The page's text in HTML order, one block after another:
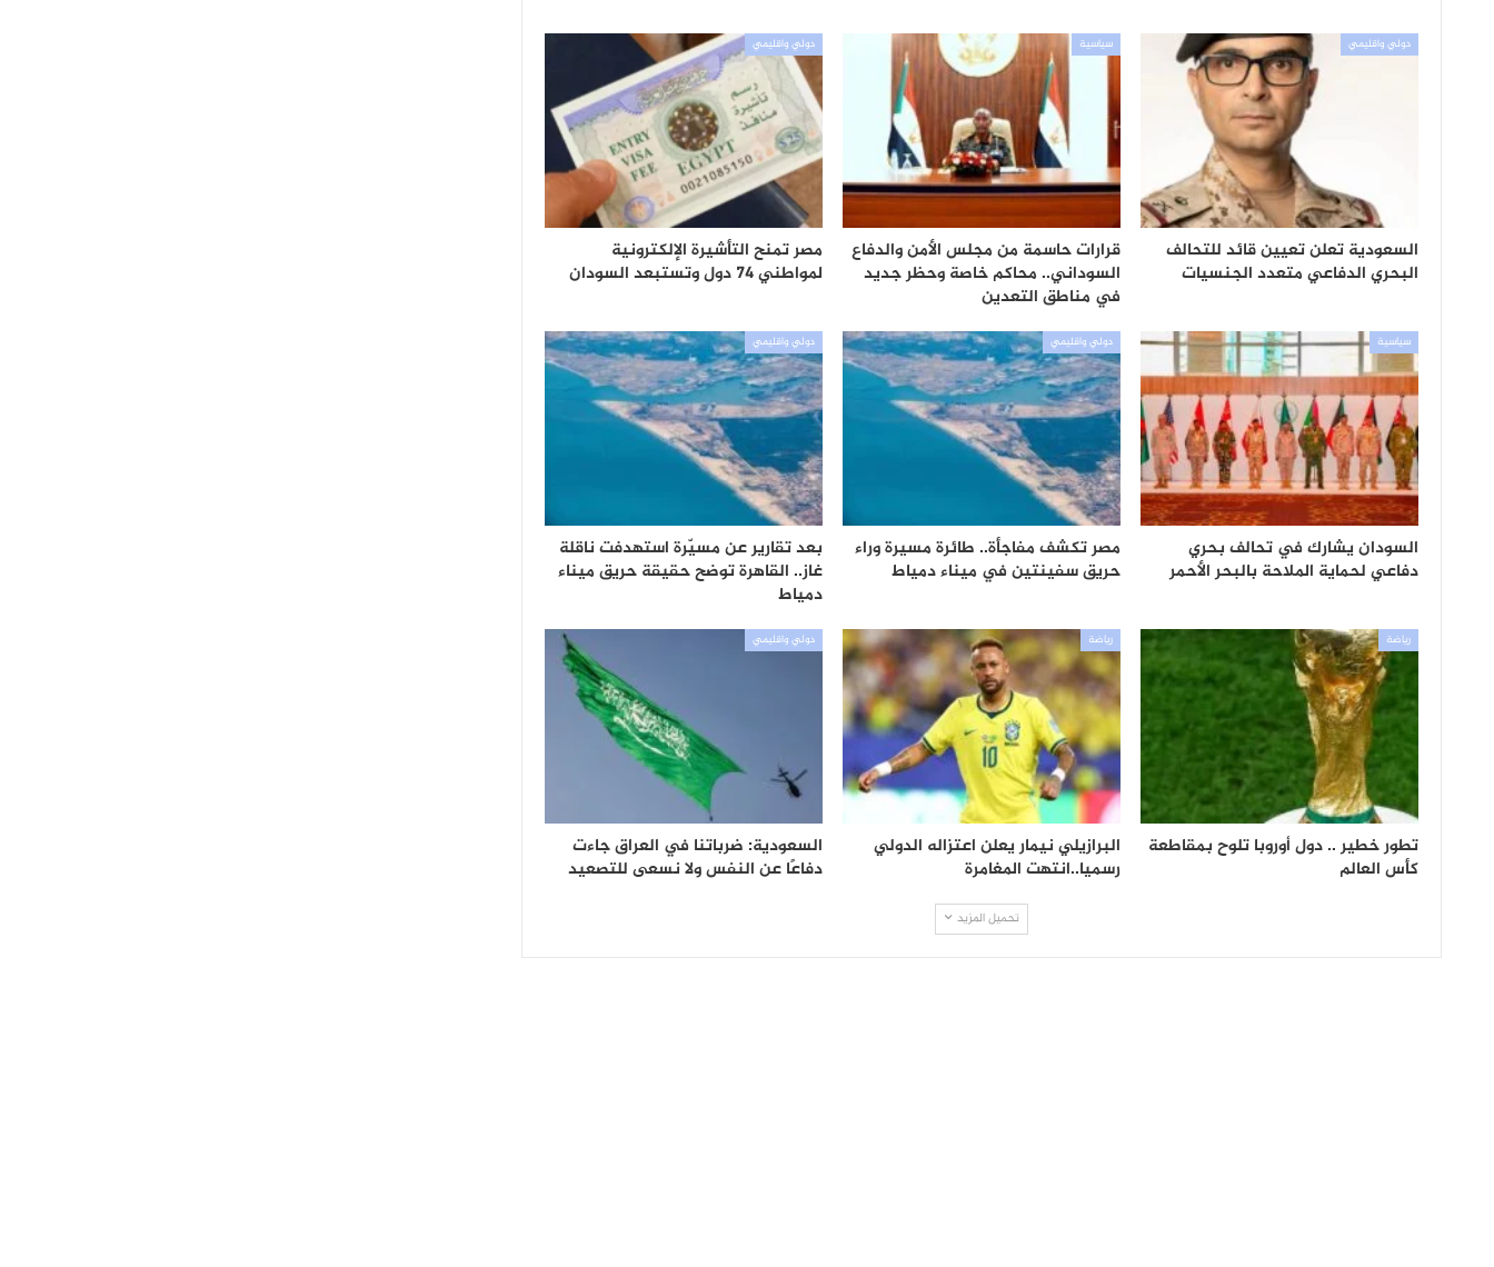
دولي واقليمي
السعودية تعلن تعيين قائد للتحالف
البحري الدفاعي متعدد الجنسيات
سياسية
قرارات حاسمة من مجلس الأمن والدفاع
السوداني.. محاكم خاصة وحظر جديد
في مناطق التعدين
دولي واقليمي
مصر تمنح التأشيرة الإلكترونية
لمواطني 74 دول وتستبعد السودان
سياسية
السودان يشارك في تحالف بحري
دفاعي لحماية الملاحة بالبحر الأحمر
دولي واقليمي
مصر تكشف مفاجأة.. طائرة مسيرة وراء
حريق سفينتين في ميناء دمياط
دولي واقليمي
بعد تقارير عن مسيّرة استهدفت ناقلة
غاز.. القاهرة توضح حقيقة حريق ميناء
دمياط
رياضة
تطور خطير .. دول أوروبا تلوح بمقاطعة
كأس العالم
رياضة
البرازيلي نيمار يعلن اعتزاله الدولي
رسميا..انتهت المغامرة
دولي واقليمي
السعودية: ضرباتنا في العراق جاءت
دفاعًا عن النفس ولا نسعى للتصعيد
تحميل المزيد